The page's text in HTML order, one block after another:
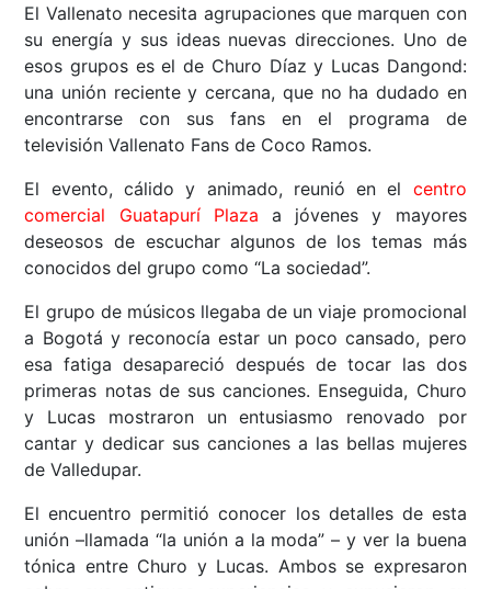
El Vallenato necesita agrupaciones que marquen con
su energía y sus ideas nuevas direcciones. Uno de
esos grupos es el de Churo Díaz y Lucas Dangond:
una unión reciente y cercana, que no ha dudado en
encontrarse con sus fans en el programa de
televisión Vallenato Fans de Coco Ramos.
El evento, cálido y animado, reunió en el centro
comercial Guatapurí Plaza a jóvenes y mayores
deseosos de escuchar algunos de los temas más
conocidos del grupo como “La sociedad”.
El grupo de músicos llegaba de un viaje promocional
a Bogotá y reconocía estar un poco cansado, pero
esa fatiga desapareció después de tocar las dos
primeras notas de sus canciones. Enseguida, Churo
y Lucas mostraron un entusiasmo renovado por
cantar y dedicar sus canciones a las bellas mujeres
de Valledupar.
El encuentro permitió conocer los detalles de esta
unión –llamada “la unión a la moda” – y ver la buena
tónica entre Churo y Lucas. Ambos se expresaron